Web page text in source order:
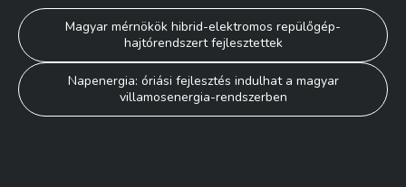
Bejegyzés
navigáció
Magyar mérnökök hibrid-elektromos repülőgép-
hajtórendszert fejlesztettek
Napenergia: óriási fejlesztés indulhat a magyar
villamosenergia-rendszerben